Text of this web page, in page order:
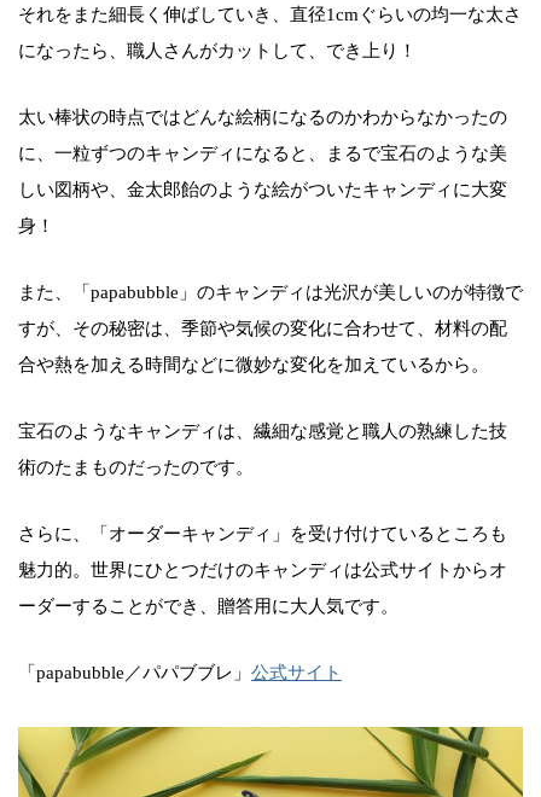
それをまた細長く伸ばしていき、直径1cmぐらいの均一な太さ
になったら、職人さんがカットして、でき上り！
太い棒状の時点ではどんな絵柄になるのかわからなかったの
に、一粒ずつのキャンディになると、まるで宝石のような美
しい図柄や、金太郎飴のような絵がついたキャンディに大変
身！
また、「papabubble」のキャンディは光沢が美しいのが特徴で
すが、その秘密は、季節や気候の変化に合わせて、材料の配
合や熱を加える時間などに微妙な変化を加えているから。
宝石のようなキャンディは、繊細な感覚と職人の熟練した技
術のたまものだったのです。
さらに、「オーダーキャンディ」を受け付けているところも
魅力的。世界にひとつだけのキャンディは公式サイトからオ
ーダーすることができ、贈答用に大人気です。
「papabubble／パパブブレ」 公式サイト